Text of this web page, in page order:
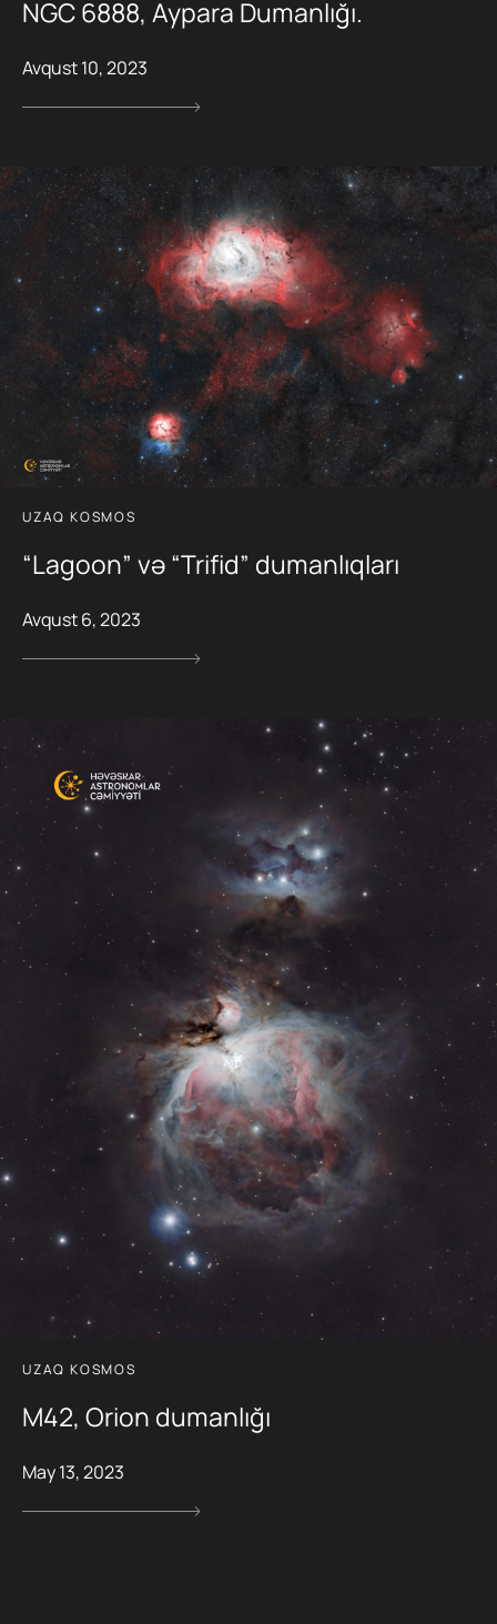
NGC 6888, Aypara Dumanlığı.
Avqust 10, 2023
UZAQ KOSMOS
“Lagoon” və “Trifid” dumanlıqları
Avqust 6, 2023
UZAQ KOSMOS
M42, Orion dumanlığı
May 13, 2023